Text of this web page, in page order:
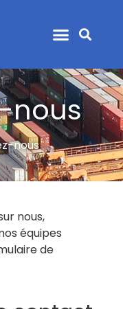
nous
nous
nous,
équipes
de